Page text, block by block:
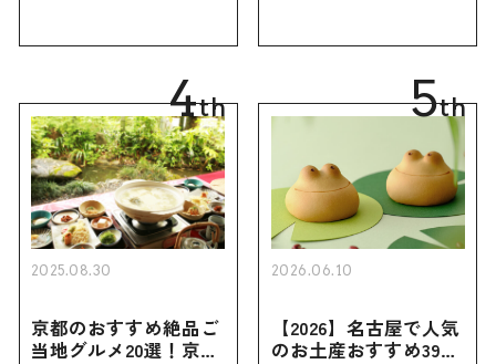
買えない限定品、女性
き用、女性向けまで幅
4th
2025.08.30
京都のおすすめ絶品ご
当地グルメ20選！京都
5th
2026.06.10
【2026】名古屋で人気
のお土産おすすめ39選